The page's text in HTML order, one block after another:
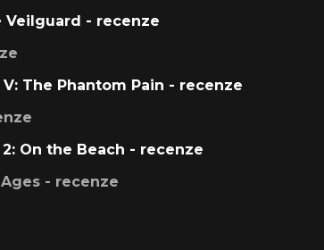
Veilguard - recenze
The Phantom Pain - recenze
On the Beach - recenze
- recenze